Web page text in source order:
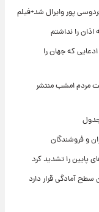
پور وایرال شد+فیلم
را نداشتم
در دستان یک نوجوان ۱۵ ساله؟ ادعایی که جهان را
مردم امشب منتشر
و فروشندگان
پایین را تشدید کرد
آمادگی قرار دارد